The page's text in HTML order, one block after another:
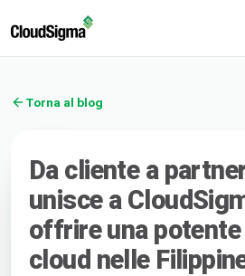
Torna al blog
Da cliente a
unisce a
offrire una
cloud nelle